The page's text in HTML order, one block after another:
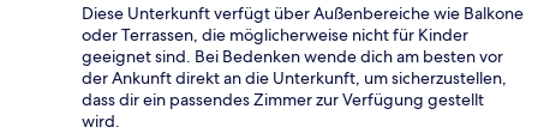
Diese Unterkunft verfügt über Außenbereiche wie Balkone
oder Terrassen, die möglicherweise nicht für Kinder
geeignet sind. Bei Bedenken wende dich am besten vor
der Ankunft direkt an die Unterkunft, um sicherzustellen,
dass dir ein passendes Zimmer zur Verfügung gestellt
wird.